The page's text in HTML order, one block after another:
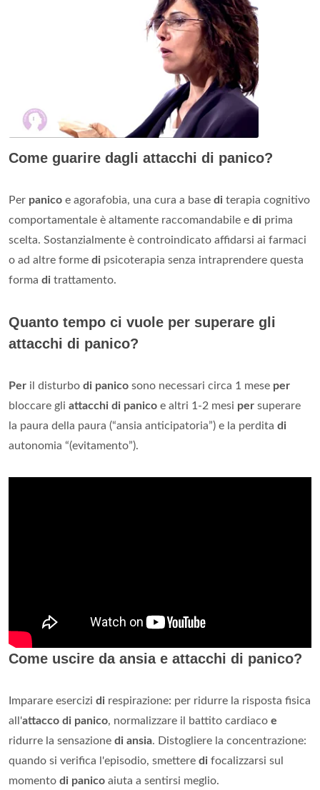
Come guarire dagli attacchi di panico?
Per panico e agorafobia, una cura a base di terapia cognitivo
comportamentale è altamente raccomandabile e di prima
scelta. Sostanzialmente è controindicato affidarsi ai farmaci
o ad altre forme di psicoterapia senza intraprendere questa
forma di trattamento.
Quanto tempo ci vuole per superare gli
attacchi di panico?
Per il disturbo di panico sono necessari circa 1 mese per
bloccare gli attacchi di panico e altri 1-2 mesi per superare
la paura della paura (“ansia anticipatoria”) e la perdita di
autonomia “(evitamento”).
Come uscire da ansia e attacchi di panico?
Imparare esercizi di respirazione: per ridurre la risposta fisica
all'attacco di panico, normalizzare il battito cardiaco e
ridurre la sensazione di ansia. Distogliere la concentrazione:
quando si verifica l'episodio, smettere di focalizzarsi sul
momento di panico aiuta a sentirsi meglio.